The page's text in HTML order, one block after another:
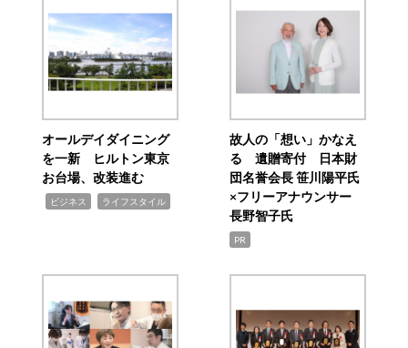
オールデイダイニング
を一新 ヒルトン東京
お台場、改装進む
ビジネス ライフスタイル
故人の「想い」かなえ
る 遺贈寄付 日本財
団名誉会長 笹川陽平氏
×フリーアナウンサー
長野智子氏
PR